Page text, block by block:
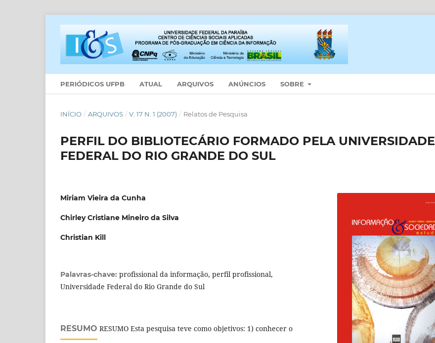
PERIÓDICOS UFPB ATUAL ARQUIVOS ANÚNCIOS SOBRE
INÍCIO / ARQUIVOS / V. 17 N. 1 (2007) / Relatos de Pesquisa
PERFIL DO BIBLIOTECÁRIO FORMADO PELA UNIVERSIDADE
FEDERAL DO RIO GRANDE DO SUL
Miriam Vieira da Cunha
Chirley Cristiane Mineiro da Silva
Christian Kill
Palavras-chave: profissional da informação, perfil profissional,
Universidade Federal do Rio Grande do Sul
RESUMO RESUMO Esta pesquisa teve como objetivos: 1) conhecer o